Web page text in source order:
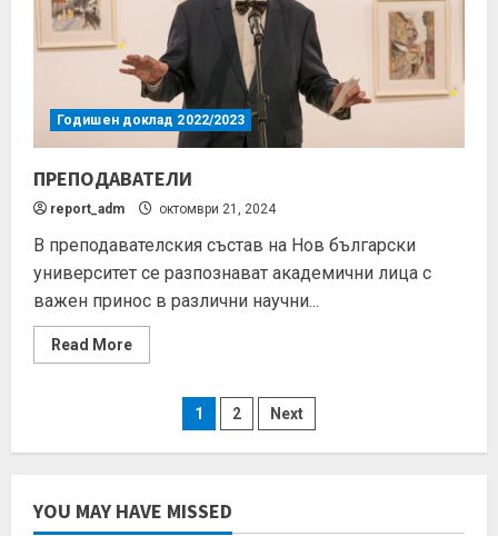
Годишен доклад 2022/2023
ПРЕПОДАВАТЕЛИ
report_adm октомври 21, 2024
В преподавателския състав на Нов български
университет се разпознават академични лица с
важен принос в различни научни...
Read More
1 2 Next
YOU MAY HAVE MISSED